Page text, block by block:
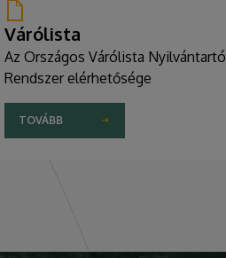
Várólista
Az Országos Várólista Nyilvántartó
Rendszer elérhetősége
TOVÁBB